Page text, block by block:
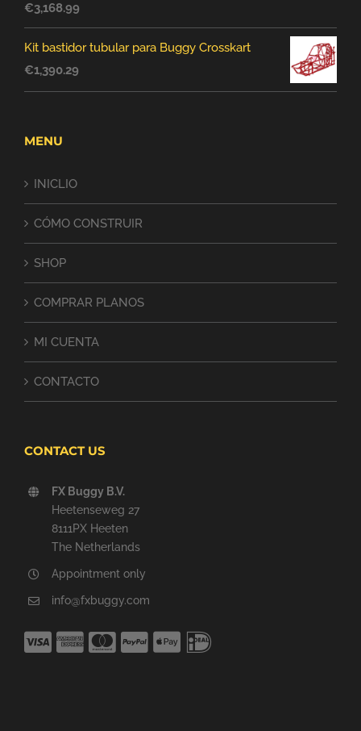
€3,168.99
Kit bastidor tubular para Buggy Crosskart
€1,390.29
MENU
INICLIO
CÓMO CONSTRUIR
SHOP
COMPRAR PLANOS
MI CUENTA
CONTACTO
CONTACT US
FX Buggy B.V.
Heetenseweg 27
8111PX Heeten
The Netherlands
Appointment only
info@fxbuggy.com